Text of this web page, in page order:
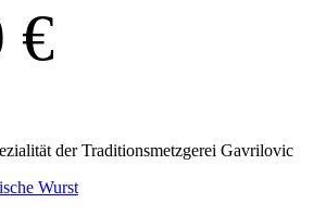
€
der Traditionsmetzgerei Gavrilovic